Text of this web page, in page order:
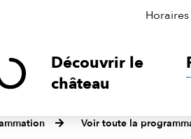
Horaires
Découvrir le
château
Voir toute la